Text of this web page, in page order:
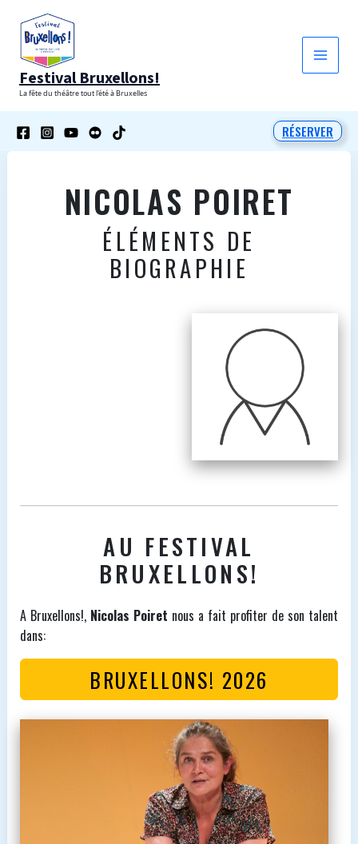
contenu
Festival Bruxellons!
La fête du théâtre tout l'été à Bruxelles
RÉSERVER
NICOLAS POIRET
ÉLÉMENTS DE
BIOGRAPHIE
AU FESTIVAL
BRUXELLONS!
A Bruxellons!, Nicolas Poiret nous a fait profiter de son talent
dans:
BRUXELLONS! 2026